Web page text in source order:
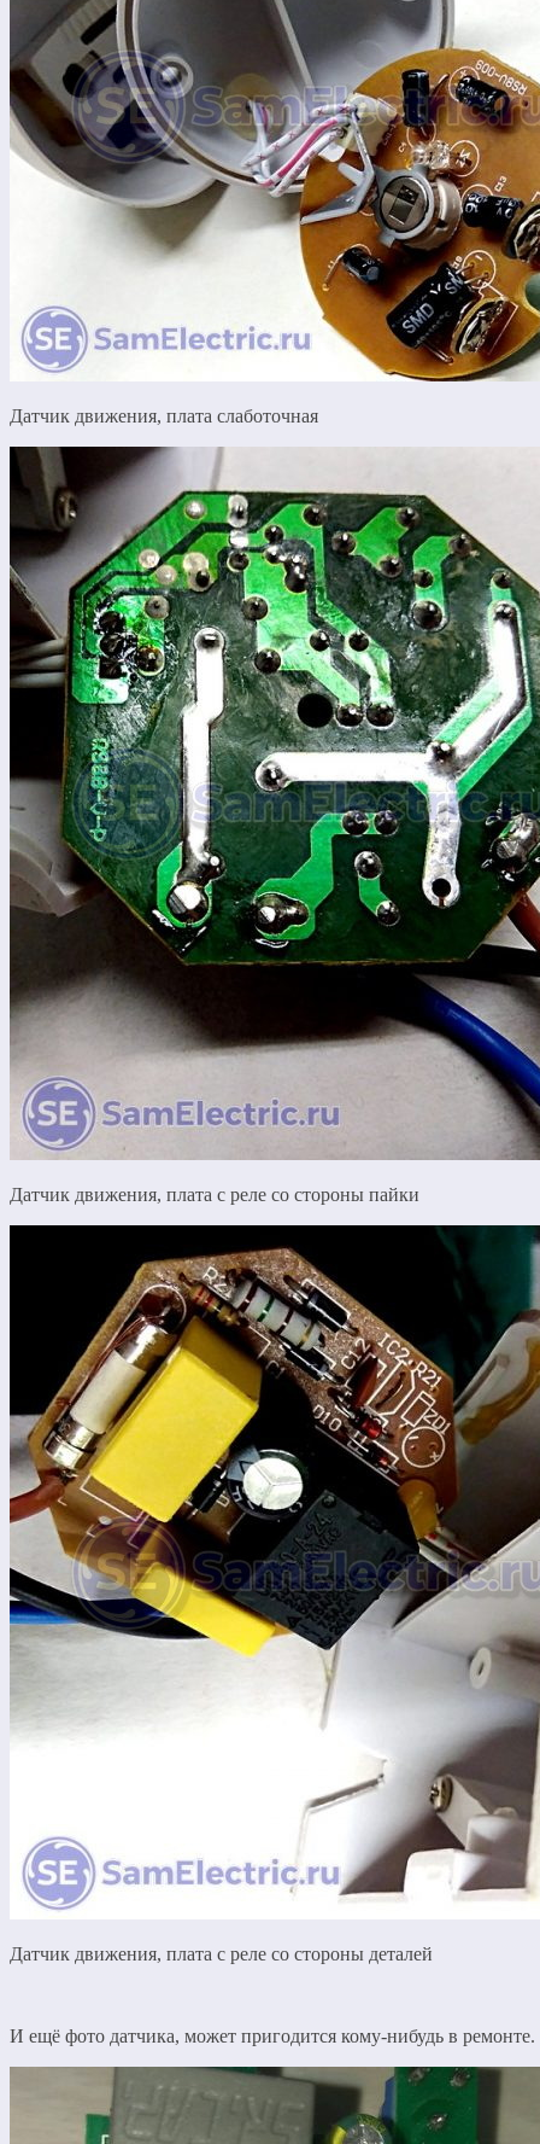
Датчик движения, плата слаботочная
Датчик движения, плата с реле со стороны пайки
Датчик движения, плата с реле со стороны деталей
И ещё фото датчика, может пригодится кому-нибудь в ремонте.